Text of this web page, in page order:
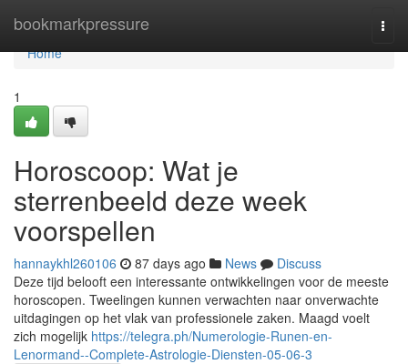
bookmarkpressure
Home
Home
1
Horoscoop: Wat je
sterrenbeeld deze week
voorspellen
hannaykhl260106 87 days ago News
Discuss
Deze tijd belooft een interessante ontwikkelingen voor de meeste
horoscopen. Tweelingen kunnen verwachten naar onverwachte
uitdagingen op het vlak van professionele zaken. Maagd voelt
zich mogelijk https://telegra.ph/Numerologie-Runen-en-
Lenormand--Complete-Astrologie-Diensten-05-06-3